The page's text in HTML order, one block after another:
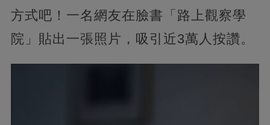
方式吧！一名網友在臉書「路上觀察學
院」貼出一張照片，吸引近3萬人按讚。